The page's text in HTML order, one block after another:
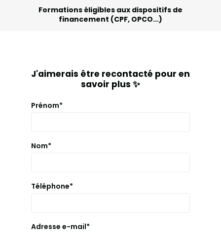
Formations éligibles aux dispositifs de
financement (CPF, OPCO...)
J'aimerais être recontacté pour en
savoir plus ✨
Prénom*
Nom*
Téléphone*
Adresse e-mail*